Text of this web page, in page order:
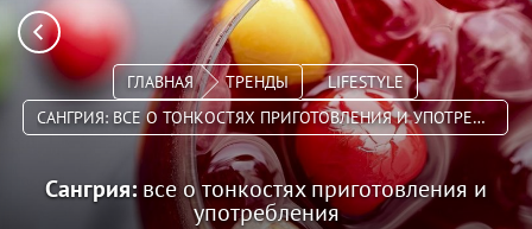
ГЛАВНАЯ ТРЕНДЫ
LIFESTYLE
САНГРИЯ: ВСЕ О ТОНКОСТЯХ ПРИГОТОВЛЕНИЯ И УПОТРЕБЛЕНИЯ
Сангрия: все о тонкостях приготовления и
употребления